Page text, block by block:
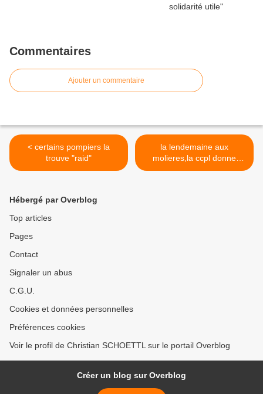
Commentaires
Ajouter un commentaire
< certains pompiers la
trouve "raid"
la lendemaine aux
molieres,la ccpl donne
encore un sérieux coup de
Hébergé par Overblog
Top articles
Pages
Contact
Signaler un abus
C.G.U.
Cookies et données personnelles
Préférences cookies
Voir le profil de Christian SCHOETTL sur le portail Overblog
Créer un blog sur Overblog